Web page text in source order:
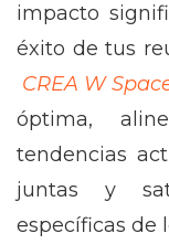
impacto
éxito de tus
CREA W
óptima,
tendencias
juntas y
específicas de